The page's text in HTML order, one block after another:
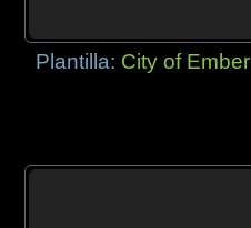
Plantilla: City of Ember